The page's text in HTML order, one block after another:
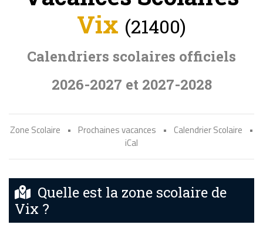
Vix (21400)
Calendriers scolaires officiels
2026-2027 et 2027-2028
Zone Scolaire • Prochaines vacances • Calendrier Scolaire
•
iCal
Quelle est la zone scolaire de
Vix ?